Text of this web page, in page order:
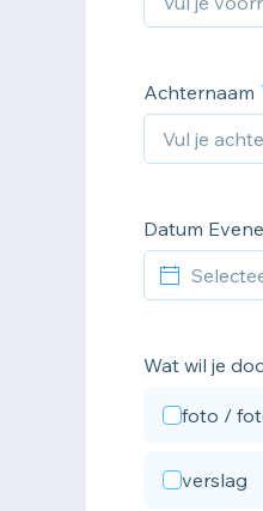
Achternaam
Datum
Wat wil je
foto /
verslag